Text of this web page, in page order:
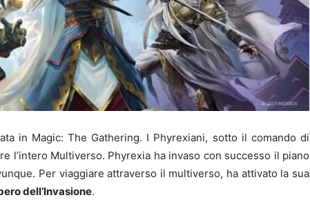
in Magic: The Gathering. I Phyrexiani, sotto il comando di
l’intero Multiverso. Phyrexia ha invaso con successo il piano
Per viaggiare attraverso il multiverso, ha attivato la sua
dell’Invasione.